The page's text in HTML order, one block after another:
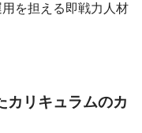
を担える即戦力人材
カリキュラムのカ